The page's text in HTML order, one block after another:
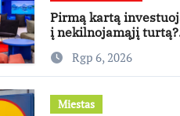
Pirmą kartą
į nekilnojamąjį turtą?
pasirinkti būstą, kuris
generuos grąžą
Rgp 6, 2026
Miestas